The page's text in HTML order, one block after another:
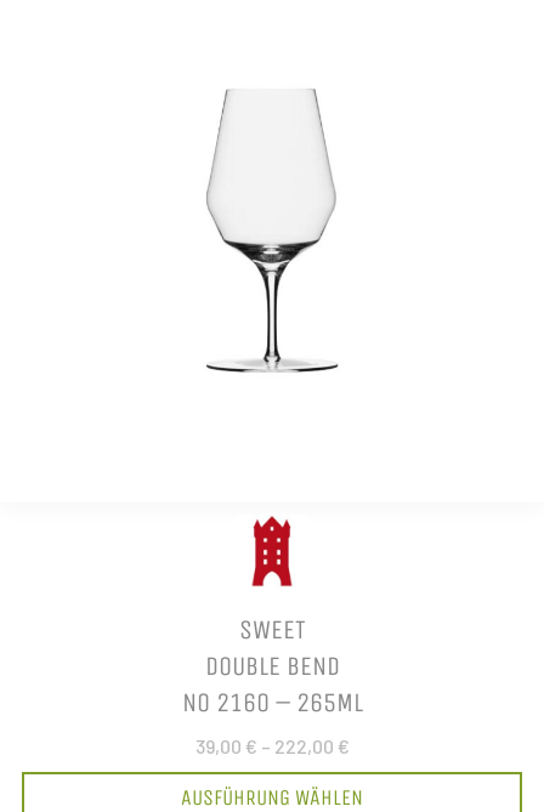
SWEET
DOUBLE BEND
NO 2160 – 265ML
39,00 € – 222,00 €
AUSFÜHRUNG WÄHLEN